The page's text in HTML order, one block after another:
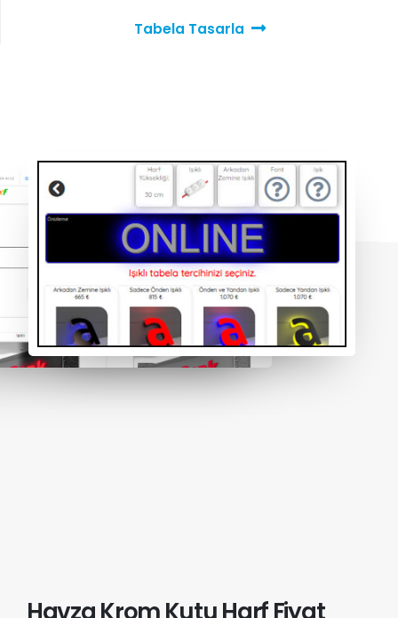
Tabela Tasarla
Havza Krom Kutu Harf Fiyat